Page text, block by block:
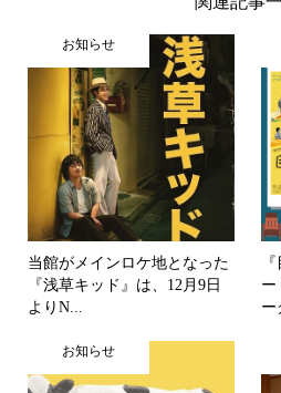
お知らせ
当館がメインロケ地となった
『浅草キッド』は、12月9日
よりN...
ー
ー
お知らせ